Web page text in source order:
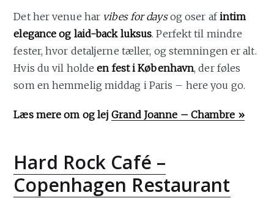
Det her venue har vibes for daysog oser afintim
elegance og laid-back luksus. Perfekt til mindre
fester, hvor detaljerne tæller, og stemningen er alt.
Hvis du vil holdeen fest i København, der føles
som en hemmelig middag i Paris – here you go.
Læs mere om og lejGrand Joanne – Chambre »
Hard Rock Café –
Copenhagen Restaurant